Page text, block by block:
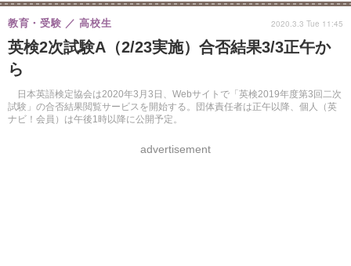
親子で考える大学選び 高校受験 中学受験 小学校受験
共通テスト 夏休み
8月開催イベント・WS 全国公立高校 過去問 人気記事
自由研究教材（小学生向け）
英検2次試験A（2/23実施）合否結果3/3正午か
ら
日本英語検定協会は2020年3月3日、Webサイトで「英検2019年度第3回二次
試験」の合否結果閲覧サービスを開始する。団体責任者は正午以降、個人（英
ナビ！会員）は午後1時以降に公開予定。
教育・受験 高校生
advertisement
2020.3.3 Tue 11:45